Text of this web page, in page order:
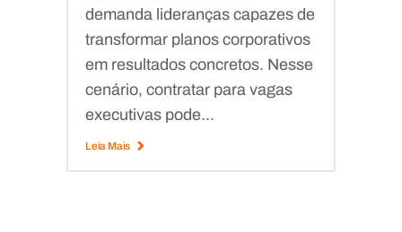
demanda lideranças capazes de
transformar planos corporativos
em resultados concretos. Nesse
cenário, contratar para vagas
executivas pode...
Leia Mais